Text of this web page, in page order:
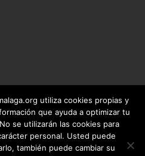
utiliza cookies propias y
que ayuda a optimizar tu
se utilizarán las cookies para
personal. Usted puede
también puede cambiar su